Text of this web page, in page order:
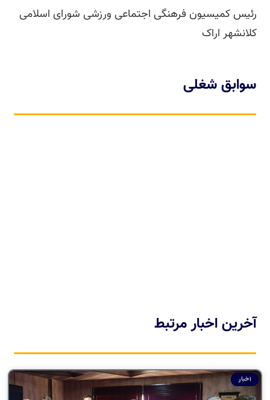
رئیس کمیسیون فرهنگی اجتماعی ورزشی شورای اسلامی
کلانشهر اراک
سوابق شغلی
آخرین اخبار مرتبط
اخبار